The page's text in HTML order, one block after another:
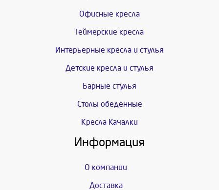
Офисные кресла
Геймерские кресла
Интерьерные кресла и стулья
Детские кресла и стулья
Барные стулья
Столы обеденные
Кресла Качалки
Информация
О компании
Доставка